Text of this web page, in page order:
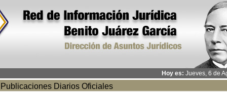
Hoy es: Jueves, 6 de
Publicaciones Diarios Oficiales